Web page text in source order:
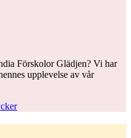
Förskolor Glädjen? Vi har
upplevelse av vår